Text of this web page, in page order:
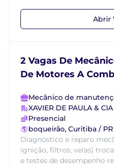
Abrir
2 Vagas De
De Motores A
Mecânico de
XAVIER DE PAULA &
Presencial
boqueirão, Curitiba / PR
Diagnóstico e reparo
ignição, filtros, velas)
e testes de desempenho